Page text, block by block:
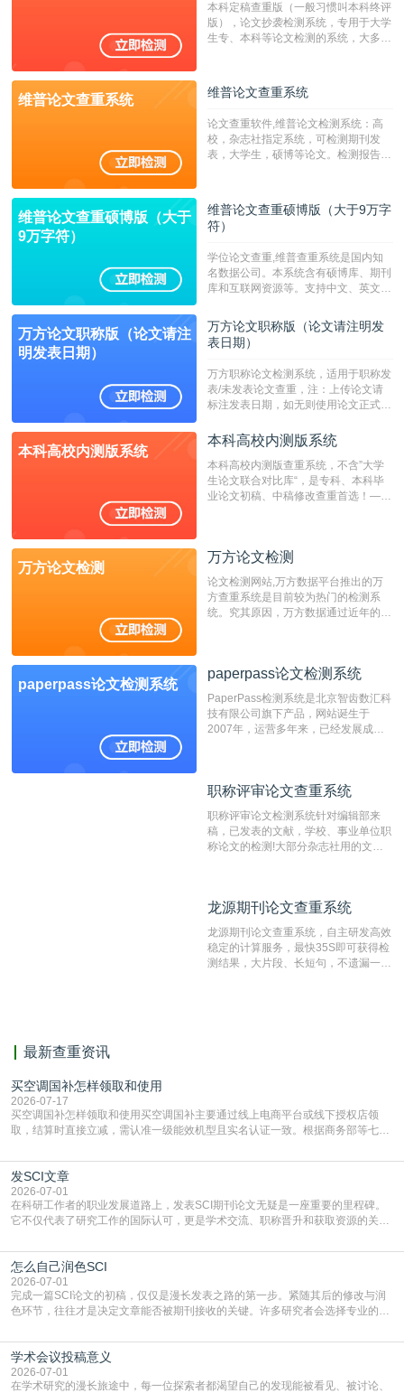
字符数30万）
本科定稿查重版（一般习惯叫本科终评
版），论文抄袭检测系统，专用于大学
生专、本科等论文检测的系统，大多数
维普论文查重系统 维普论文查重系统
论文查重软件,维普论文检测系统：高
校，杂志社指定系统，可检测期刊发
表，大学生，硕博等论文。检测报告支
维普论文查重硕博版（大于
9万字符）
维普论文查重硕博版（大于9万字
符）
学位论文查重,维普查重系统是国内知
名数据公司。本系统含有硕博库、期刊
库和互联网资源等。支持中文、英文、
定院校！！！
万方论文职称版（论文请注
明发表日期）
万方论文职称版（论文请注明发
表日期）
万方职称论文检测系统，适用于职称发
表/未发表论文查重，注：上传论文请
标注发表日期，如无则使用论文正式发
成时间作为发表日期。
本科高校内测版系统
本科高校内测版系统
本科高校内测版查重系统，不含”大学
生论文联合对比库“，是专科、本科毕
业论文初稿、中稿修改查重首选！——
万方论文检测
万方论文检测
论文检测网站,万方数据平台推出的万
方查重系统是目前较为热门的检测系
统。究其原因，万方数据通过近年的发
非。其次，相对于知网而言，万方检测
重的推荐系统。
paperpass论文检测系统
paperpass论文检测系统
PaperPass检测系统是北京智齿数汇科
技有限公司旗下产品，网站诞生于
2007年，运营多年来，已经发展成为
检测速度快、精度高，市场反映良好。
职称评审论文查重系统
职称评审论文检测系统针对编辑部来
稿，已发表的文献，学校、事业单位职
称论文的检测!大部分杂志社用的文献
编辑部检测来稿和已发表的文献,检测
测时注意填写第一作者,才能排除已发
表文献复制比。（限制字符数1万）
龙源期刊论文查重系统
龙源期刊论文查重系统，自主研发高效
稳定的计算服务，最快35S即可获得检
测结果，大片段、长短句，不遗漏一处
最新查重资讯
买空调国补怎样领取和使用
2026-07-17
买空调国补怎样领取和使用买空调国补主要通过线上电商平台或线下授权店领
取，结算时直接立减‌，需认准一级能效机型且实名认证一致。根据商务部等七部
能领到补贴首选‌京东APP‌搜索专属口令(如【家电补贴1637】、【国补立省
4949】等，口令会随活动更新，以页面显示为准)进入补贴专场。淘宝/天猫也可
复制粘贴【8$FKFGgJq
发SCI文章
2026-07-01
在科研工作者的职业发展道路上，发表SCI期刊论文无疑是一座重要的里程碑。
它不仅代表了研究工作的国际认可，更是学术交流、职称晋升和获取资源的关键
战与困惑。从选题立意到投稿回应，每一步都需要精心的策略与扎实的工作。本
篇AEIC学术交流中心小编就为大家介绍“发SCI文章”。一、精准定位是成功的第
一步发表SCI文章，首要解决的问题是“投
怎么自己润色SCI
2026-07-01
完成一篇SCI论文的初稿，仅仅是漫长发表之路的第一步。紧随其后的修改与润
色环节，往往才是决定文章能否被期刊接收的关键。许多研究者会选择专业的语
质量，更能在此过程中深化对学术写作的理解。如何系统、高效地打磨自己的论
文，使其在语言和学术表达上更符合国际期刊的要求，是每位研究者值得投入学
习的技能。本篇AEIC学术交流中心小编就为大家介
学术会议投稿意义
2026-07-01
在学术研究的漫长旅途中，每一位探索者都渴望自己的发现能被看见、被讨论、